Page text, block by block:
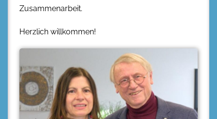
Zusammenarbeit.
Herzlich willkommen!